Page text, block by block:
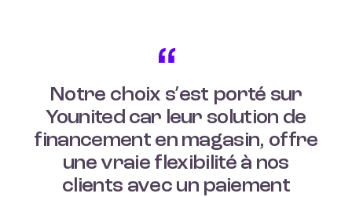
Notre choix s’est porté sur
Younited car leur solution de
financement en magasin, offre
une vraie flexibilité à nos
clients avec un paiement